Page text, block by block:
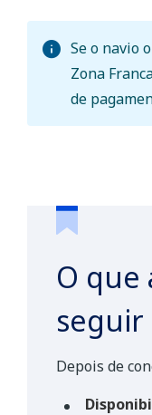
Se o navio
Zona
de
O que
seguir
Depois de